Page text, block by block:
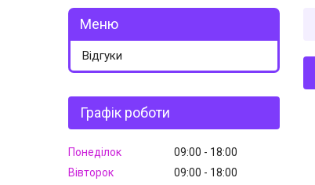
Відгуки
Графік роботи
Понеділок 09:00
18:00
Вівторок
09:00
18:00